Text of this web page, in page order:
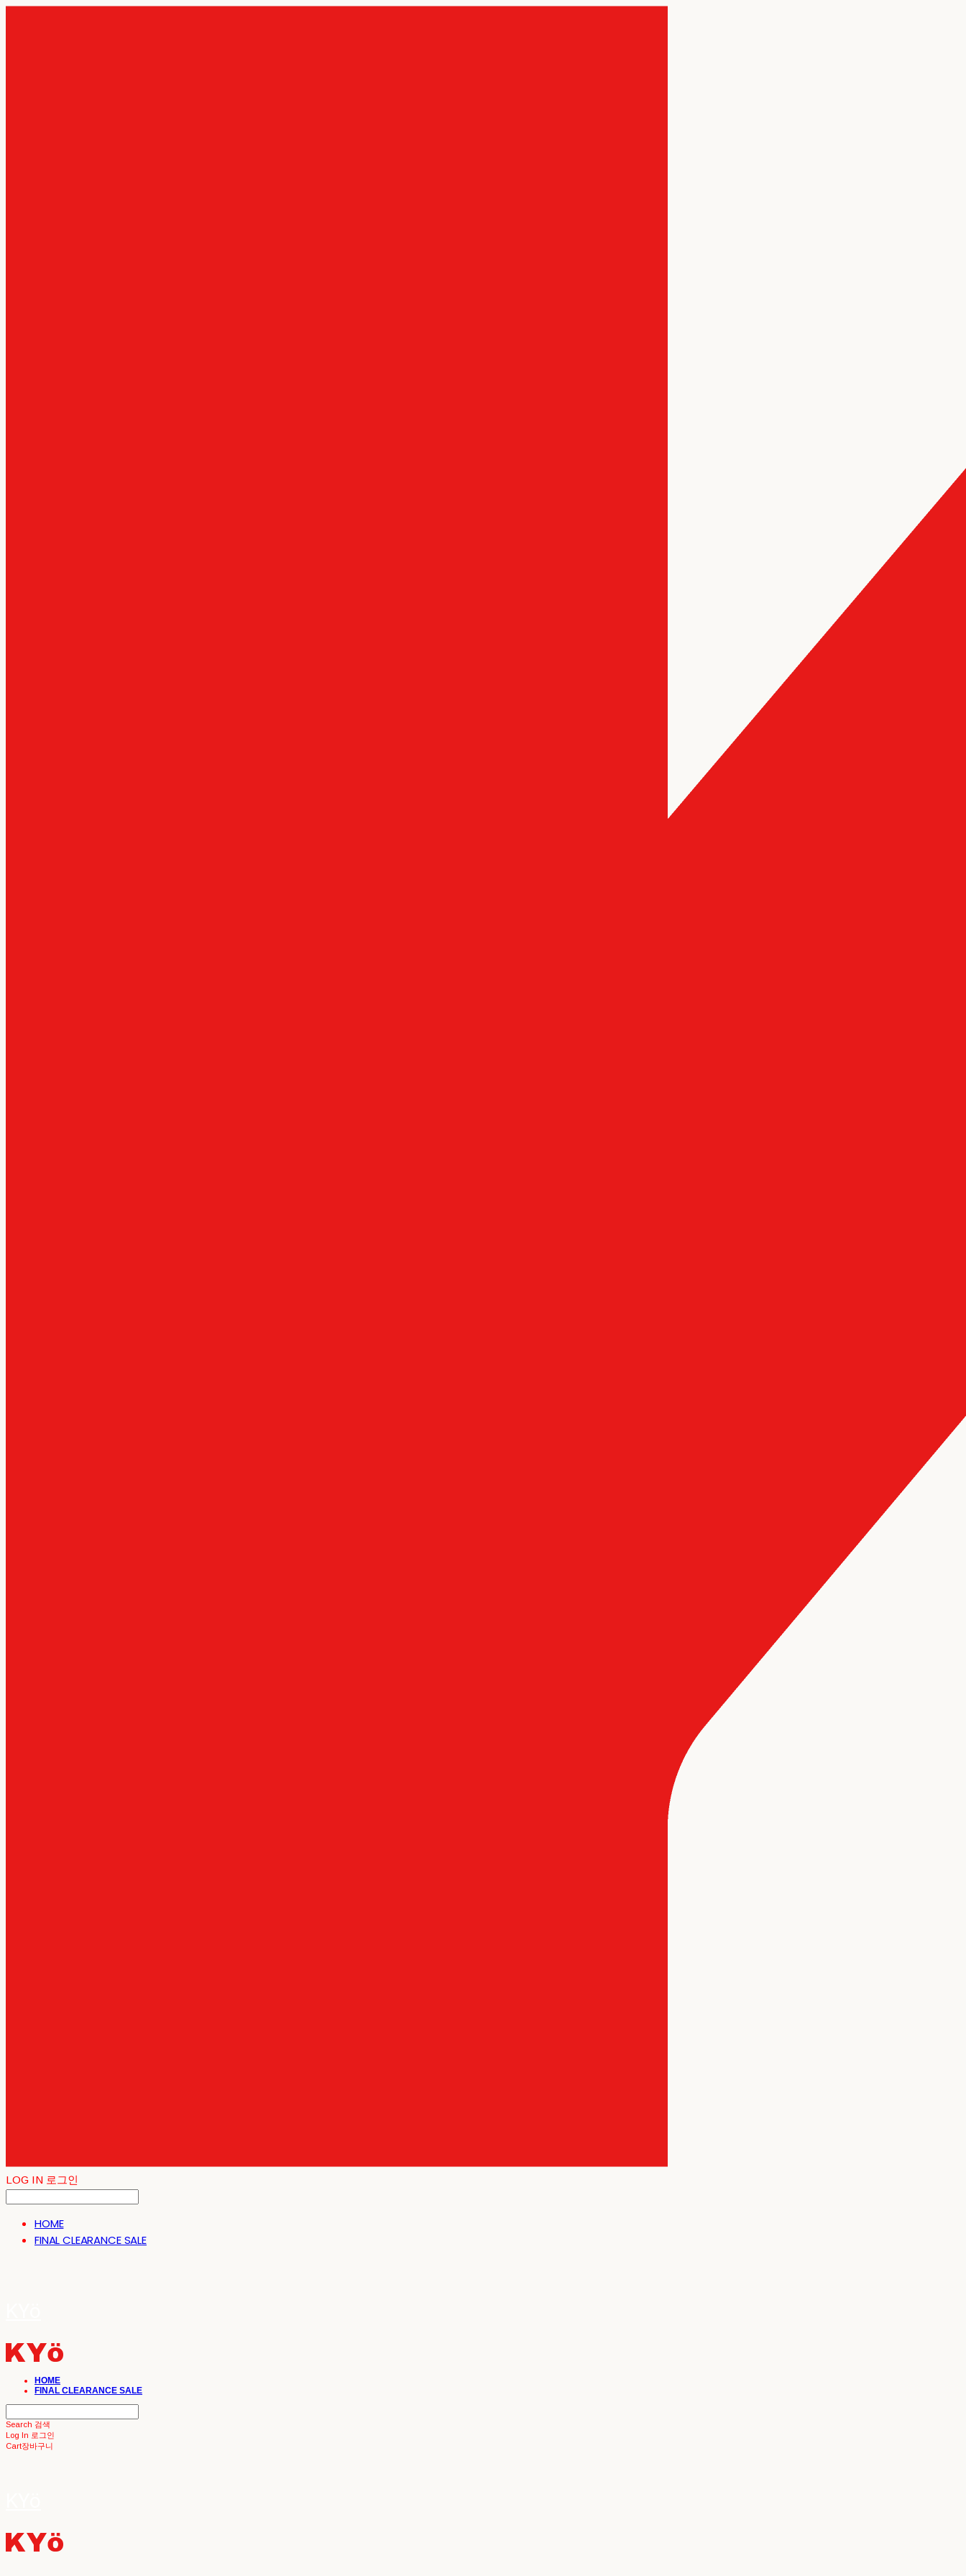
LOG IN 로그인
HOME
FINAL CLEARANCE SALE
HOME
FINAL CLEARANCE SALE
Search 검색
Log In 로그인
Cart장바구니